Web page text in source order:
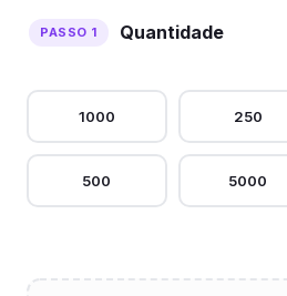
Quantidade
1000 250
500 5000